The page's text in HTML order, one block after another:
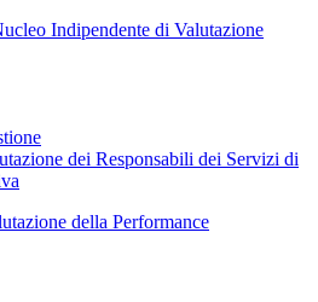
Indipendente di Valutazione
dei Responsabili dei Servizi di
della Performance